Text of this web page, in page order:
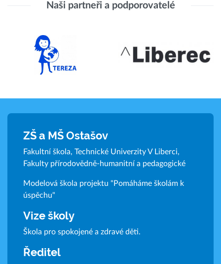
Naši partneři a podporovatelé
ZŠ a MŠ Ostašov
Fakultní škola, Technické Univerzity V Liberci,
Fakulty přírodovědně-humanitní a pedagogické
Modelová škola projektu "Pomáháme školám k
úspěchu"
Vize školy
Škola pro spokojené a zdravé děti.
Ředitel